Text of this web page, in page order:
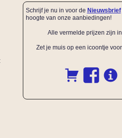
Schrijf je nu in voor de Nieuwsbrief
hoogte van onze aanbiedingen!
Alle vermelde prijzen zijn
Zet je muis op een icoontje